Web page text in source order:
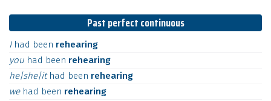
Past perfect continuous
I had been rehearing
you had been rehearing
he|she|it had been rehearing
we had been rehearing